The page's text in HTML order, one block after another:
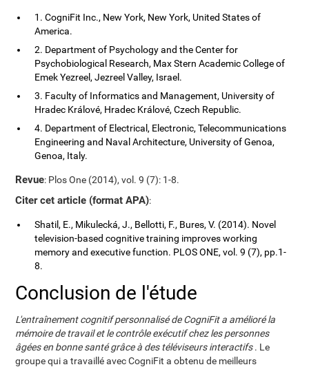
1. CogniFit Inc., New York, New York, United States of
America.
2. Department of Psychology and the Center for
Psychobiological Research, Max Stern Academic College of
Emek Yezreel, Jezreel Valley, Israel.
3. Faculty of Informatics and Management, University of
Hradec Králové, Hradec Králové, Czech Republic.
4. Department of Electrical, Electronic, Telecommunications
Engineering and Naval Architecture, University of Genoa,
Genoa, Italy.
Revue: Plos One (2014), vol. 9 (7): 1-8.
Citer cet article (format APA):
Shatil, E., Mikulecká, J., Bellotti, F., Bures, V. (2014). Novel
television-based cognitive training improves working
memory and executive function. PLOS ONE, vol. 9 (7), pp.1-
8.
Conclusion de l'étude
L'entraînement cognitif personnalisé de CogniFit a amélioré la
mémoire de travail et le contrôle exécutif chez les personnes
âgées en bonne santé grâce à des téléviseurs interactifs. Le
groupe qui a travaillé avec CogniFit a obtenu de meilleurs